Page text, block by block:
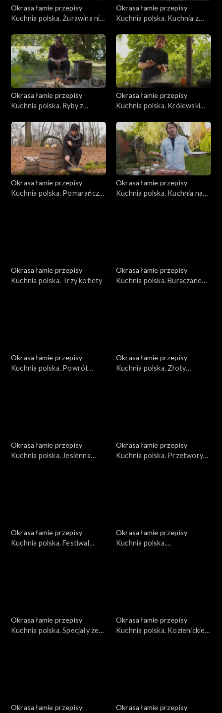
Okrasa łamie przepisy
Kuchnia polska. Żurawina nie
Okrasa łamie przepisy
Kuchnia polska. Kuchnia z
Okrasa łamie przepisy
Kuchnia polska. Ryby z
Okrasa łamie przepisy
Kuchnia polska. Królewski
Okrasa łamie przepisy
Kuchnia polska. Pomarańcze
Okrasa łamie przepisy
Kuchnia polska. Kuchnia na
Okrasa łamie przepisy
Kuchnia polska. Trzy kotlety
Okrasa łamie przepisy
Kuchnia polska. Buraczane
Okrasa łamie przepisy
Kuchnia polska. Powrót
Okrasa łamie przepisy
Kuchnia polska. Złoty
Okrasa łamie przepisy
Kuchnia polska. Jesienna
Okrasa łamie przepisy
Kuchnia polska. Przetwory
Okrasa łamie przepisy
Kuchnia polska. Festiwal
Okrasa łamie przepisy
Kuchnia polska.
Okrasa łamie przepisy
Kuchnia polska. Specjały ze
Okrasa łamie przepisy
Kuchnia polska. Kozienickie
Okrasa łamie przepisy
Okrasa łamie przepisy